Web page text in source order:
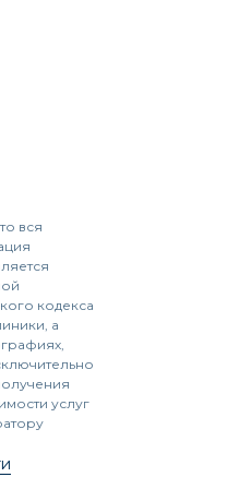
вся
кодекса
а
услуг